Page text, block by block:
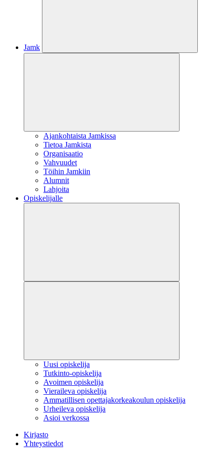
Jamk
Ajankohtaista Jamkissa
Tietoa Jamkista
Organisaatio
Vahvuudet
Töihin Jamkiin
Alumnit
Lahjoita
Opiskelijalle
Uusi opiskelija
Tutkinto-opiskelija
Avoimen opiskelija
Vieraileva opiskelija
Ammatillisen opettajakorkeakoulun opiskelija
Urheileva opiskelija
Asioi verkossa
Kirjasto
Yhteystiedot